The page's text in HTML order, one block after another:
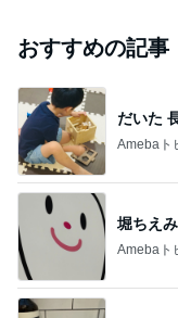
おすすめの記事
だいた
Amebaト
堀ちえ
Amebaト